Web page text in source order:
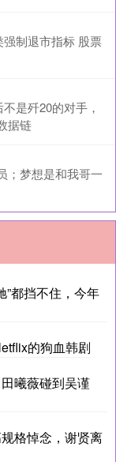
制退市指标 股票
是歼20的对手，
据链
；梦想是和我哥一
”都挡不住，今年
的狗血韩剧
曦薇碰到吴谨
格悼念，谢贤离